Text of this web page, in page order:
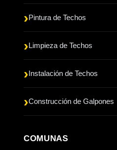
Pintura de Techos
Limpieza de Techos
Instalación de Techos
Construcción de Galpones
COMUNAS